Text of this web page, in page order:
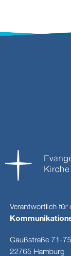
Verantwortlich für
Gaußstraße 71-75
22765 Hamburg